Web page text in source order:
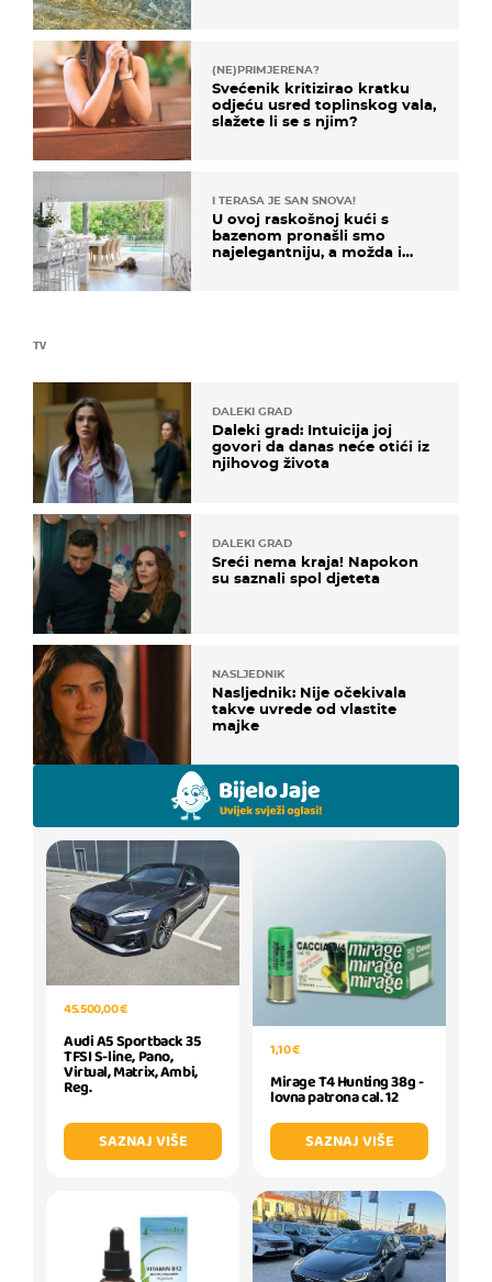
TV
DALEKI GRAD
Daleki grad: Intuicija joj
govori da danas neće otići iz
njihovog života
DALEKI GRAD
Sreći nema kraja! Napokon
su saznali spol djeteta
NASLJEDNIK
Nasljednik: Nije očekivala
takve uvrede od vlastite
majke
(NE)PRIMJERENA?
Svećenik kritizirao kratku
odjeću usred toplinskog vala,
slažete li se s njim?
I TERASA JE SAN SNOVA!
U ovoj raskošnoj kući s
bazenom pronašli smo
najelegantniju, a možda i
45.500,00 €
Audi A5 Sportback 35
TFSI S-line, Pano,
Virtual, Matrix, Ambi,
Reg.
SAZNAJ VIŠE
1,10 €
Mirage T4 Hunting 38g -
lovna patrona cal. 12
SAZNAJ VIŠE